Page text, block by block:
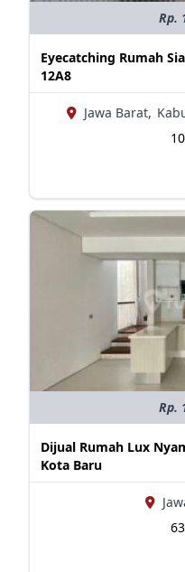
Rp.
Eyecatching Rumah
12A8
Jawa Barat,
Rp.
Dijual Rumah Lux
Kota Baru